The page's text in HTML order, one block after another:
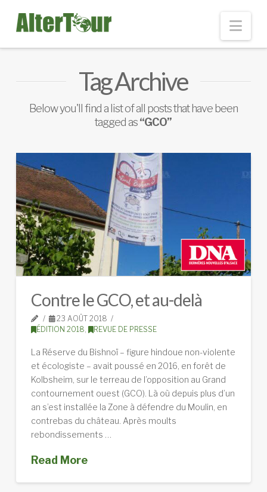
Tag Archive
Below you'll find a list of all posts that have been
tagged as“GCO”
Contre le GCO, et au-delà
23 AOÛT 2018
ÉDITION 2018
REVUE DE PRESSE
La Réserve du Bishnoï – figure hindoue non-violente
et écologiste – avait poussé en 2016, en forêt de
Kolbsheim, sur le terreau de l’opposition au Grand
contournement ouest (GCO). Là où depuis plus d’un
an s’est installée la Zone à défendre du Moulin, en
contrebas du château. Après moults
rebondissements …
Read More